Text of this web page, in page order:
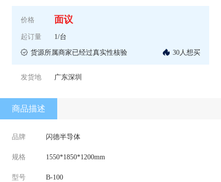
价格 面议
起订量 1/台
货源所属商家已经过真实性核验 30人想买
发货地 广东深圳
商品描述
品牌 闪德半导体
规格 1550*1850*1200mm
型号 B-100